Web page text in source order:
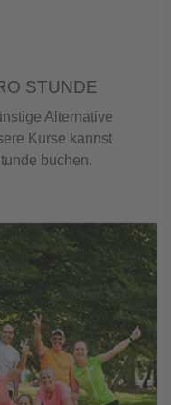
STUNDE
Alternative
Kurse kannst
buchen.